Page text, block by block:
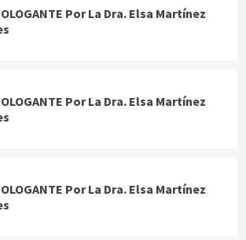
Por La Dra. Elsa Martínez
Por La Dra. Elsa Martínez
Por La Dra. Elsa Martínez